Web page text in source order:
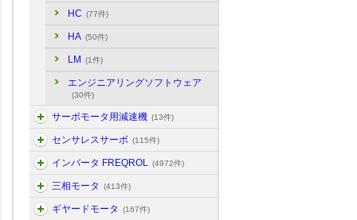
HC (77件)
HA (50件)
LM (1件)
エンジニアリングソフトウェア
(30件)
サーボモータ用減速機 (13件)
センサレスサーボ (115件)
インバータ FREQROL (4972件)
三相モータ (413件)
ギヤードモータ (167件)